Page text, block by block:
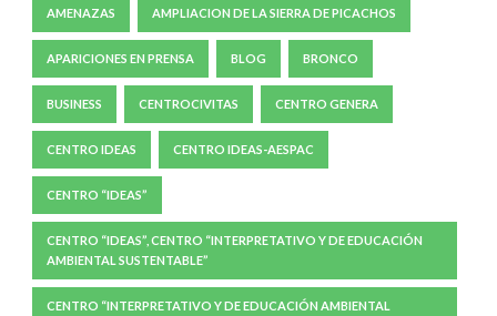
AMENAZAS AMPLIACION DE LA SIERRA DE PICACHOS
APARICIONES EN PRENSA BLOG BRONCO
BUSINESS CENTROCIVITAS CENTRO GENERA
CENTRO IDEAS CENTRO IDEAS-AESPAC
CENTRO “IDEAS”
CENTRO “IDEAS”, CENTRO “INTERPRETATIVO Y DE EDUCACIÓN
AMBIENTAL SUSTENTABLE”
CENTRO “INTERPRETATIVO Y DE EDUCACIÓN AMBIENTAL